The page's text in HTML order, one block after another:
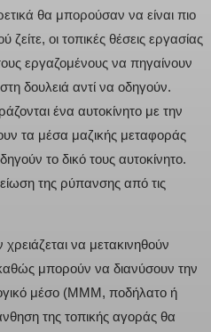
θα μπορούσαν να είναι πιο
οι τοπικές θέσεις εργασίας
εργαζομένους να πηγαίνουν
δουλειά αντί να οδηγούν.
ένα αυτοκίνητο με την
τα μέσα μαζικής μεταφοράς
το δικό τους αυτοκίνητο.
της ρύπανσης από τις
να μετακινηθούν
μπορούν να διανύσουν την
μέσο (ΜΜΜ, ποδήλατο ή
της τοπικής αγοράς θα